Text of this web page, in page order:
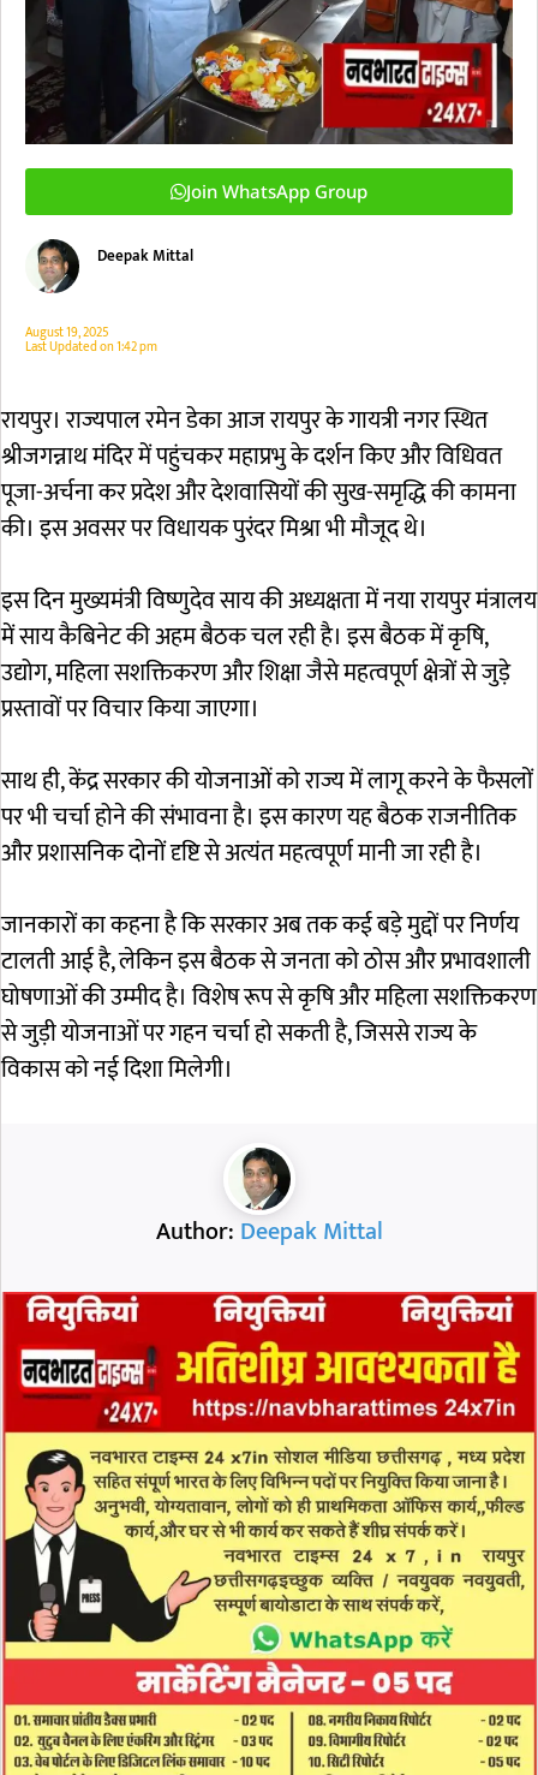
Join WhatsApp Group
Deepak Mittal
August 19, 2025
Last Updated on1:42 pm
रायपुर। राज्यपाल रमेन डेका आज रायपुर के गायत्री नगर स्थित
श्रीजगन्नाथ मंदिर में पहुंचकर महाप्रभु के दर्शन किए और विधिवत
पूजा-अर्चना कर प्रदेश और देशवासियों की सुख-समृद्धि की कामना
की। इस अवसर पर विधायक पुरंदर मिश्रा भी मौजूद थे।
इस दिन मुख्यमंत्री विष्णुदेव साय की अध्यक्षता में नया रायपुर मंत्रालय
में साय कैबिनेट की अहम बैठक चल रही है। इस बैठक में कृषि,
उद्योग, महिला सशक्तिकरण और शिक्षा जैसे महत्वपूर्ण क्षेत्रों से जुड़े
प्रस्तावों पर विचार किया जाएगा।
साथ ही, केंद्र सरकार की योजनाओं को राज्य में लागू करने के फैसलों
पर भी चर्चा होने की संभावना है। इस कारण यह बैठक राजनीतिक
और प्रशासनिक दोनों दृष्टि से अत्यंत महत्वपूर्ण मानी जा रही है।
जानकारों का कहना है कि सरकार अब तक कई बड़े मुद्दों पर निर्णय
टालती आई है, लेकिन इस बैठक से जनता को ठोस और प्रभावशाली
घोषणाओं की उम्मीद है। विशेष रूप से कृषि और महिला सशक्तिकरण
से जुड़ी योजनाओं पर गहन चर्चा हो सकती है, जिससे राज्य के
विकास को नई दिशा मिलेगी।
Author: Deepak Mittal